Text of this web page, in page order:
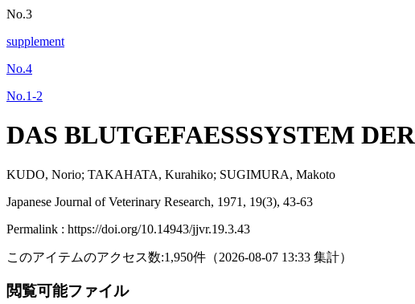
No.3
supplement
No.4
No.1-2
DAS BLUTGEFAESSSYSTEM
KUDO, Norio; TAKAHATA, Kurahiko; SUGIMURA, Makoto
Japanese Journal of Veterinary Research, 1971, 19(3), 43-63
Permalink : https://doi.org/10.14943/jjvr.19.3.43
このアイテムのアクセス数:1,950件 （2026-08-07 13:33 集計）
閲覧可能ファイル